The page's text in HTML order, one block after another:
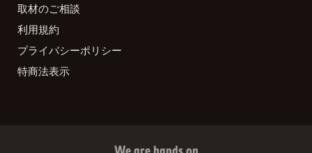
取材のご相談
利用規約
プライバシーポリシー
特商法表示